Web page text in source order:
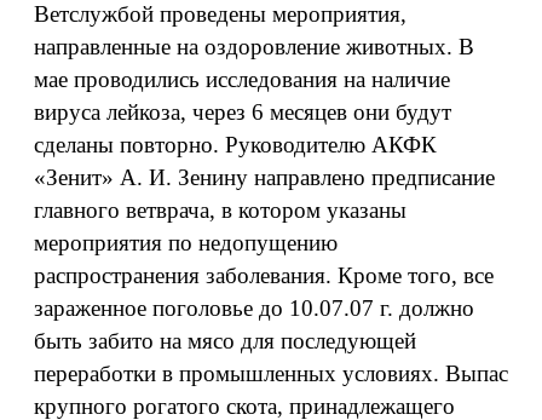
Ветслужбой проведены мероприятия,
направленные на оздоровление животных. В
мае проводились исследования на наличие
вируса лейкоза, через 6 месяцев они будут
сделаны повторно. Руководителю АКФК
«Зенит» А. И. Зенину направлено предписание
главного ветврача, в котором указаны
мероприятия по недопущению
распространения заболевания. Кроме того, все
зараженное поголовье до 10.07.07 г. должно
быть забито на мясо для последующей
переработки в промышленных условиях. Выпас
крупного рогатого скота, принадлежащего